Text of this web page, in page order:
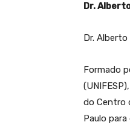
Dr.
Dr.
Formado
do Centro
Paulo